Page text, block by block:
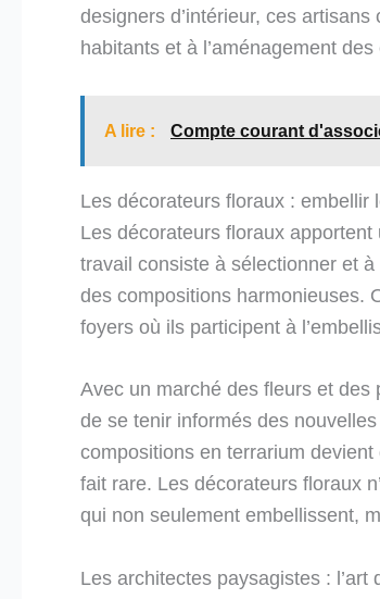
designers d’intérieur, ces
habitants et à l’aménagement des
A lire : Compte courant
Les décorateurs floraux : embellir
Les décorateurs floraux
travail consiste à sélectionner et
des compositions harmonieuses.
foyers où ils participent à
Avec un marché des fleurs et
de se tenir informés des
compositions en terrarium
fait rare. Les décorateurs floraux
qui non seulement embellissent,
Les architectes paysagistes : l’art